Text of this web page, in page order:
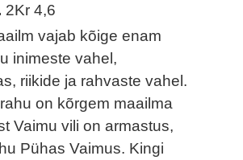
2Kr 4,6
vajab kõige enam
inimeste vahel,
riikide ja rahvaste vahel.
on kõrgem maailma
Vaimu vili on armastus,
Pühas Vaimus. Kingi